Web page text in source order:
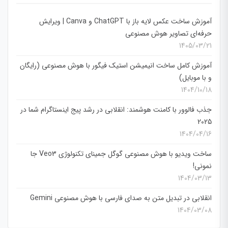
آموزش ساخت عکس لایه باز با ChatGPT و Canva | ویرایش
حرفه‌ای تصاویر هوش مصنوعی
1405/03/21
آموزش کامل ساخت انیمیشن استیک فیگور با هوش مصنوعی (رایگان
و با موبایل)
1404/10/18
جذب فالوور با کامنت هوشمند: انقلابی در رشد پیج اینستاگرام شما در
2025
1404/04/16
ساخت ویدیو با هوش مصنوعی گوگل جمینای تکنولوژی Veo3 جا
نمونی!
1404/03/13
انقلابی در تبدیل متن به صدای فارسی با هوش مصنوعی Gemini
1404/03/08